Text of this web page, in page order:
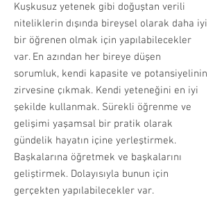
Kuşkusuz yetenek gibi doğuştan verili
niteliklerin dışında bireysel olarak daha iyi
bir öğrenen olmak için yapılabilecekler
var. En azından her bireye düşen
sorumluk, kendi kapasite ve potansiyelinin
zirvesine çıkmak. Kendi yeteneğini en iyi
şekilde kullanmak. Sürekli öğrenme ve
gelişimi yaşamsal bir pratik olarak
gündelik hayatın içine yerleştirmek.
Başkalarına öğretmek ve başkalarını
geliştirmek. Dolayısıyla bunun için
gerçekten yapılabilecekler var.